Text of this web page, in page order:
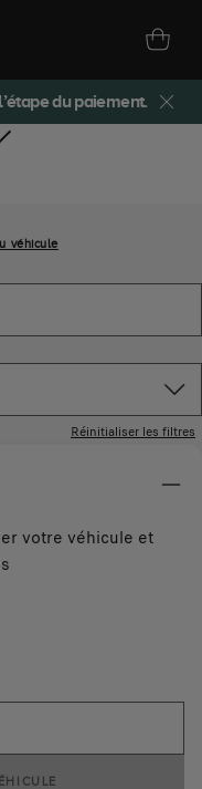
du paiement.
véhicule
Réinitialiser les filtres
votre véhicule et